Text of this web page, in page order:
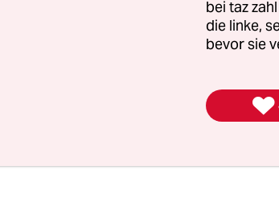
die Hüttenbetreiber nichts gegen
Fahrradständer in über 1.300
bei taz
die linke,
bevor sie
